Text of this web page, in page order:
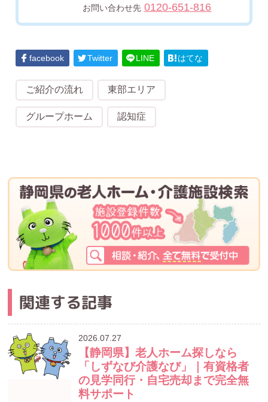
お問い合わせ先 0120-651-816
facebook Twitter LINE はてな
ご紹介の流れ 東部エリア
グループホーム 認知症
関連する記事
2026.07.27
【静岡県】老人ホーム探しなら
「しずなび介護なび」｜有資格者
の見学同行・自宅売却まで完全無
料サポート